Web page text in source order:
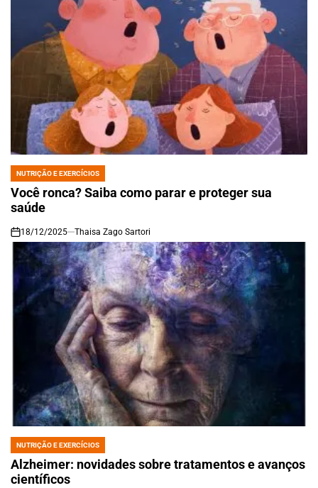
POSTED
IN
NUTRIÇÃO E EXERCÍCIOS
Você ronca? Saiba como parar e proteger sua
saúde
on
18/12/2025 Thaisa Zago Sartori
POSTED
IN
NUTRIÇÃO E EXERCÍCIOS
Alzheimer: novidades sobre tratamentos e avanços
científicos